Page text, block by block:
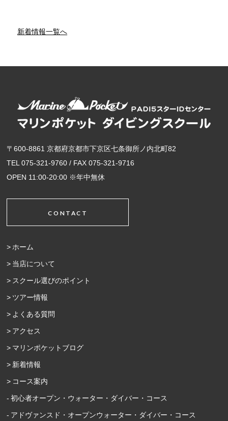
新着情報一覧へ
〒600-8861 京都府京都市下京区七条御所ノ内北町82
TEL 075-321-9760 / FAX 075-321-9716
OPEN 11:00-20:00 ※年中無休
CONTACT
ホーム
当店について
スクール選びのポイント
ツアー情報
よくある質問
アクセス
マリンポケットブログ
新着情報
コース案内
初心者オープン・ウォーター・ダイバー・コース
アドヴァンスド・オープンウォーター・ダイバー・コース